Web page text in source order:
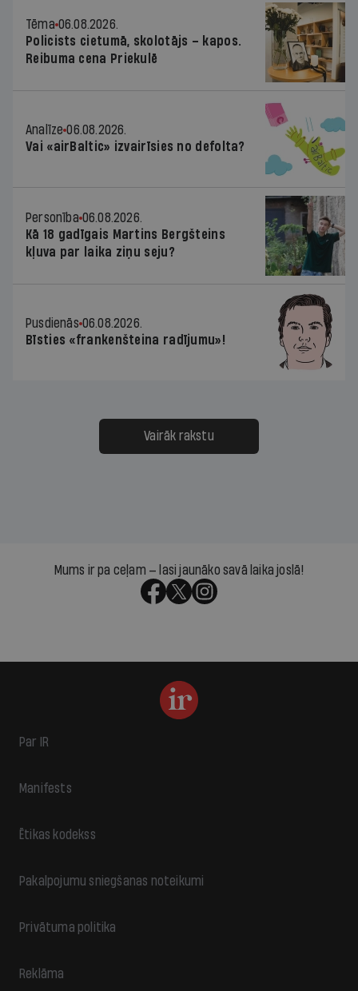
Tēma 06.08.2026.
Policists cietumā, skolotājs – kapos.
Reibuma cena Priekulē
Analīze 06.08.2026.
Vai «airBaltic» izvairīsies no defolta?
Personība 06.08.2026.
Kā 18 gadīgais Martins Bergšteins
kļuva par laika ziņu seju?
Pusdienās 06.08.2026.
Bīsties «frankenšteina radījumu»!
Vairāk rakstu
Mums ir pa ceļam — lasi jaunāko savā laika joslā!
Par IR
Manifests
Ētikas kodekss
Pakalpojumu sniegšanas noteikumi
Privātuma politika
Reklāma